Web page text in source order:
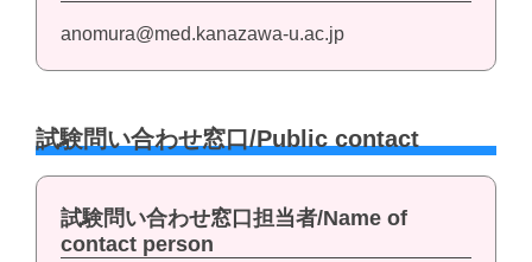
anomura@med.kanazawa-u.ac.jp
試験問い合わせ窓口/Public contact
試験問い合わせ窓口担当者/Name of
contact person